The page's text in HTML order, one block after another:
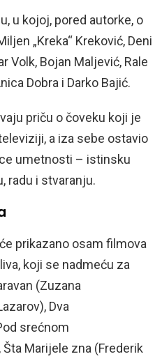
u kojoj, pored autorke, o
„Kreka“ Kreković, Deni
Volk, Bojan Maljević, Rale
Dobra i Darko Bajić.
priču o čoveku koji je
a iza sebe ostavio
umetnosti – istinsku
radu i stvaranju.
prikazano osam filmova
koji se nadmeću za
(Zuzana
Dva
srećnom
Marijele zna (Frederik